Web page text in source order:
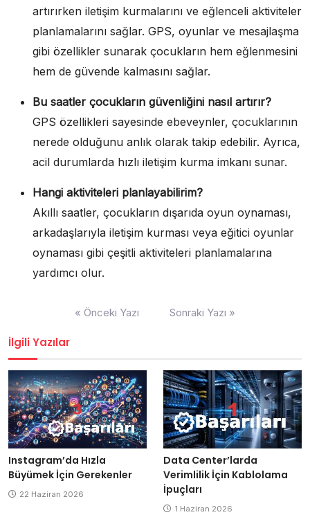
artırırken iletişim kurmalarını ve eğlenceli aktiviteler
planlamalarını sağlar. GPS, oyunlar ve mesajlaşma
gibi özellikler sunarak çocukların hem eğlenmesini
hem de güvende kalmasını sağlar.
Bu saatler çocukların güvenliğini nasıl artırır?
GPS özellikleri sayesinde ebeveynler, çocuklarının
nerede olduğunu anlık olarak takip edebilir. Ayrıca,
acil durumlarda hızlı iletişim kurma imkanı sunar.
Hangi aktiviteleri planlayabilirim?
Akıllı saatler, çocukların dışarıda oyun oynaması,
arkadaşlarıyla iletişim kurması veya eğitici oyunlar
oynaması gibi çeşitli aktiviteleri planlamalarına
yardımcı olur.
« Önceki Yazı Sonraki Yazı »
İlgili Yazılar
Instagram’da Hızla
Büyümek İçin Gerekenler
22 Haziran 2026
Data Center’larda
Verimlilik İçin Kablolama
İpuçları
1 Haziran 2026